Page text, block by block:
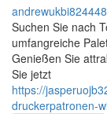
andrewukbi824448
Suchen Sie nach
umfangreiche
Genießen Sie
Sie jetzt
https://
druckerpatronen-